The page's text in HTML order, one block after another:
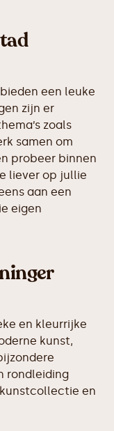
een leuke
zijn er
zoals
samen om
probeer binnen
liever op jullie
aan een
eigen
en kleurrijke
kunst,
rondleiding
en